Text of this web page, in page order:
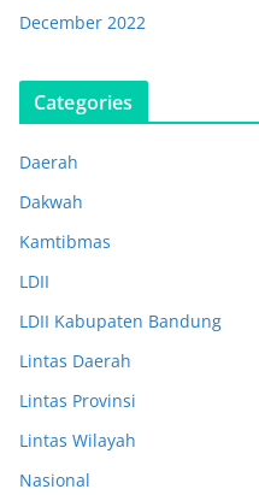
December 2022
Categories
Daerah
Dakwah
Kamtibmas
LDII
LDII Kabupaten Bandung
Lintas Daerah
Lintas Provinsi
Lintas Wilayah
Nasional